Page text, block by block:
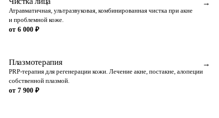
Атравматичная, ультразвуковая, комбинированная чистка при акне
и проблемной коже.
от 6 000 ₽
→
Плазмотерапия
PRP-терапия для регенерации кожи. Лечение акне, постакне, алопеции
собственной плазмой.
от 7 900 ₽
→